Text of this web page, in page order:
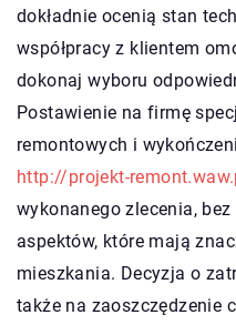
dokładnie ocenią stan
współpracy z klientem
dokonaj wyboru
Postawienie na firmę
remontowych i
http://projekt-
wykonanego zlecenia,
aspektów, które mają
mieszkania. Decyzja o
także na zaoszczędzenie